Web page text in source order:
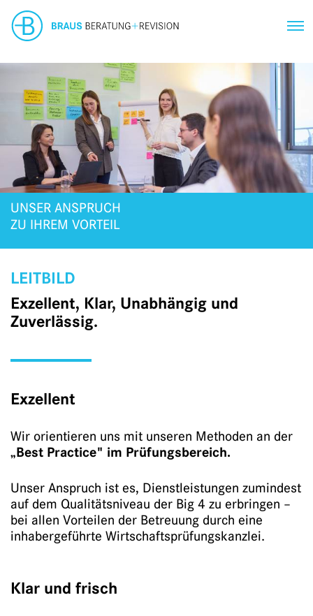
UNSER ANSPRUCH
ZU IHREM VORTEIL
LEITBILD
Exzellent, Klar, Unabhängig und
Zuverlässig.
Exzellent
Wir orientieren uns mit unseren Methoden an der
„Best Practice" im Prüfungsbereich.
Unser Anspruch ist es, Dienstleistungen zumindest
auf dem Qualitätsniveau der Big 4 zu erbringen –
bei allen Vorteilen der Betreuung durch eine
inhabergeführte Wirtschaftsprüfungskanzlei.
Klar und frisch